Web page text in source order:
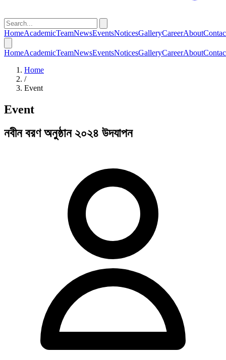
HomeAcademicTeamNewsEventsNoticesGalleryCareerAbout
HomeAcademicTeamNewsEventsNoticesGalleryCareerAbout
Home
/
Event
Event
নবীন বরণ অনুষ্ঠান ২০২৪ উদযাপন